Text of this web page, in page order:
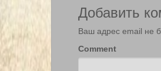
Добавить
Ваш адрес email не
Comment